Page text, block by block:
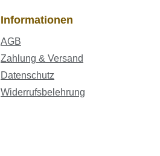
Informationen
AGB
Zahlung & Versand
Datenschutz
Widerrufsbelehrung